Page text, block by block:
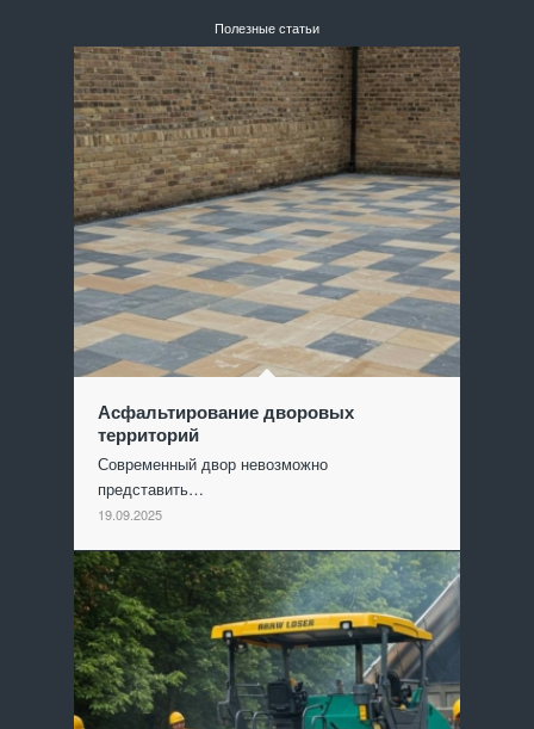
Полезные статьи
Асфальтирование дворовых
территорий
Современный двор невозможно
представить…
19.09.2025